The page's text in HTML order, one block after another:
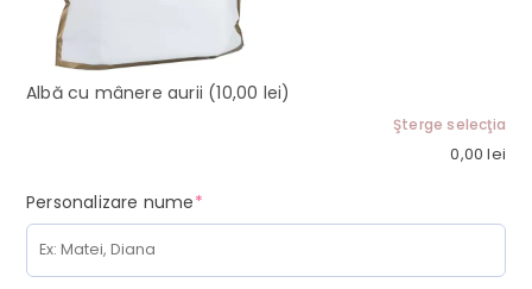
Albă cu mânere aurii (10,00 lei)
Şterge selecţia
0,00lei
Personalizare nume*(required)